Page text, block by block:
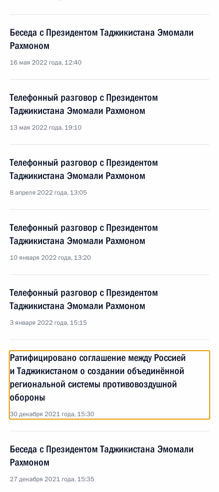
Беседа с Президентом Таджикистана Эмомали
Рахмоном
16 мая 2022 года, 12:40
Телефонный разговор с Президентом
Таджикистана Эмомали Рахмоном
13 мая 2022 года, 19:10
Телефонный разговор с Президентом
Таджикистана Эмомали Рахмоном
8 апреля 2022 года, 13:05
Телефонный разговор с Президентом
Таджикистана Эмомали Рахмоном
10 января 2022 года, 13:20
Телефонный разговор с Президентом
Таджикистана Эмомали Рахмоном
3 января 2022 года, 15:15
Ратифицировано соглашение между Россией
и Таджикистаном о создании объединённой
региональной системы противовоздушной
обороны
30 декабря 2021 года, 15:30
Беседа с Президентом Таджикистана Эмомали
Рахмоном
27 декабря 2021 года, 15:35